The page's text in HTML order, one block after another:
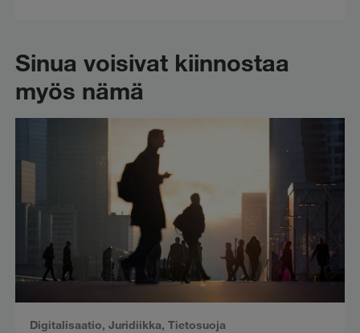
Sinua voisivat kiinnostaa
myös nämä
Digitalisaatio, Juridiikka, Tietosuoja